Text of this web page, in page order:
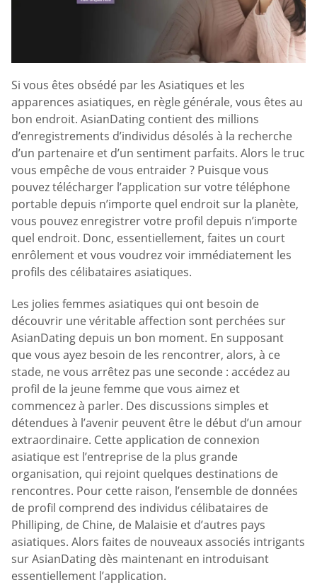
Si vous êtes obsédé par les Asiatiques et les
apparences asiatiques, en règle générale, vous êtes au
bon endroit. AsianDating contient des millions
d’enregistrements d’individus désolés à la recherche
d’un partenaire et d’un sentiment parfaits. Alors le truc
vous empêche de vous entraider ? Puisque vous
pouvez télécharger l’application sur votre téléphone
portable depuis n’importe quel endroit sur la planète,
vous pouvez enregistrer votre profil depuis n’importe
quel endroit. Donc, essentiellement, faites un court
enrôlement et vous voudrez voir immédiatement les
profils des célibataires asiatiques.
Les jolies femmes asiatiques qui ont besoin de
découvrir une véritable affection sont perchées sur
AsianDating depuis un bon moment. En supposant
que vous ayez besoin de les rencontrer, alors, à ce
stade, ne vous arrêtez pas une seconde : accédez au
profil de la jeune femme que vous aimez et
commencez à parler. Des discussions simples et
détendues à l’avenir peuvent être le début d’un amour
extraordinaire. Cette application de connexion
asiatique est l’entreprise de la plus grande
organisation, qui rejoint quelques destinations de
rencontres. Pour cette raison, l’ensemble de données
de profil comprend des individus célibataires de
Philliping, de Chine, de Malaisie et d’autres pays
asiatiques. Alors faites de nouveaux associés intrigants
sur AsianDating dès maintenant en introduisant
essentiellement l’application.